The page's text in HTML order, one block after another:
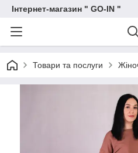
Інтернет-магазин " GO-IN "
Товари та послуги